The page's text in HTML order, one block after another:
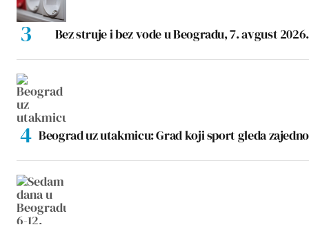
Bez struje i bez vode u Beogradu, 7. avgust 2026.
Beograd uz utakmicu: Grad koji sport gleda zajedno